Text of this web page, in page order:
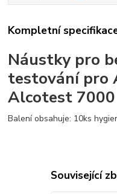
Kompletní
Náustky pro
testování pro
Alcotest 7000
Balení obsahuje: 10ks
Související